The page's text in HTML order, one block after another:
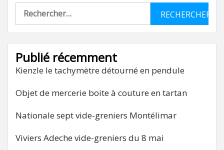
Rechercher :
Publié récemment
Kienzle le tachymètre détourné en pendule
Objet de mercerie boite à couture en tartan
Nationale sept vide-greniers Montélimar
Viviers Adeche vide-greniers du 8 mai